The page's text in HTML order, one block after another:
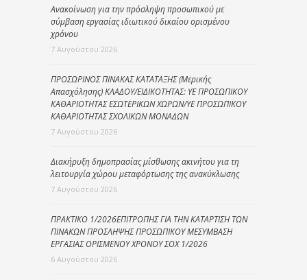
Ανακοίνωση για την πρόσληψη προσωπικού με
σύμβαση εργασίας ιδιωτικού δικαίου ορισμένου
χρόνου
7 Αυγούστου 2026
ΠΡΟΣΩΡΙΝΟΣ ΠΙΝΑΚΑΣ ΚΑΤΑΤΑΞΗΣ (Μερικής
Απασχόλησης) ΚΛΑΔΟΥ/ΕΙΔΙΚΟΤΗΤΑΣ: ΥΕ ΠΡΟΣΩΠΙΚΟΥ
ΚΑΘΑΡΙΟΤΗΤΑΣ ΕΣΩΤΕΡΙΚΩΝ ΧΩΡΩΝ/ΥΕ ΠΡΟΣΩΠΙΚΟΥ
ΚΑΘΑΡΙΟΤΗΤΑΣ ΣΧΟΛΙΚΩΝ ΜΟΝΑΔΩΝ
7 Αυγούστου 2026
Διακήρυξη δημοπρασίας μίσθωσης ακινήτου για τη
λειτουργία χώρου μεταφόρτωσης της ανακύκλωσης
7 Αυγούστου 2026
ΠΡΑΚΤΙΚΟ 1/2026ΕΠΙΤΡΟΠΗΣ ΓΙΑ ΤΗΝ ΚΑΤΑΡΤΙΣΗ ΤΩΝ
ΠΙΝΑΚΩΝ ΠΡΟΣΛΗΨΗΣ ΠΡΟΣΩΠΙΚΟΥ ΜΕΣΥΜΒΑΣΗ
ΕΡΓΑΣΙΑΣ ΟΡΙΣΜΕΝΟΥ ΧΡΟΝΟΥ ΣΟΧ 1/2026
6 Αυγούστου 2026